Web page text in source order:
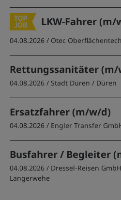
LKW-Fahrer (m/
04.08.2026 / Otec
Rettungssanitäter (m/
04.08.2026 / Stadt Düren / Düren
Ersatzfahrer (m/w/d)
04.08.2026 / Engler Transfer
Busfahrer / Begleiter
04.08.2026 / Dressel-Reisen
Langerwehe